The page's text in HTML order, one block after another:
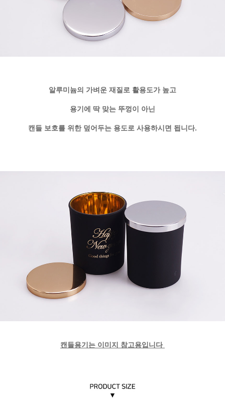
알루미늄의 가벼운 재질로 활용도가 높고
용기에 딱 맞는 뚜껑이 아닌
캔들 보호를 위한 덮어두는 용도로 사용하시면 됩니다.
캔들용기는 이미지 참고용입니다